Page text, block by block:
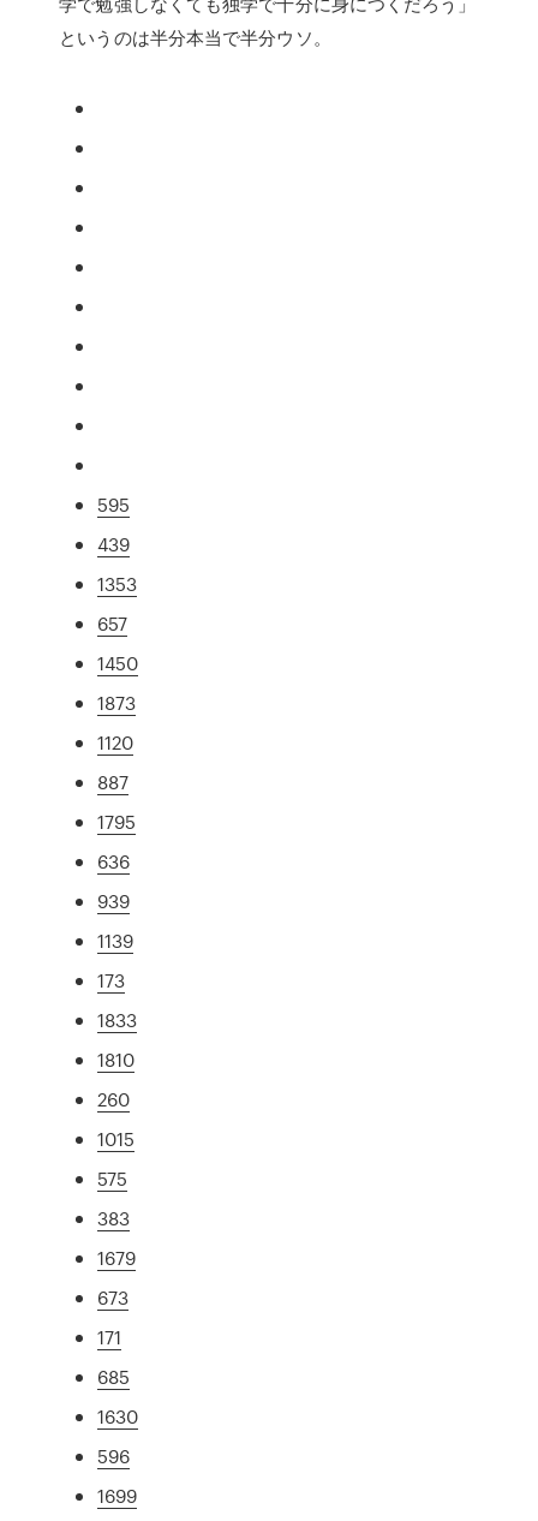
というのは半分本当で半分ウソ。
595
439
1353
657
1450
1873
1120
887
1795
636
939
1139
173
1833
1810
260
1015
575
383
1679
673
171
685
1630
596
1699